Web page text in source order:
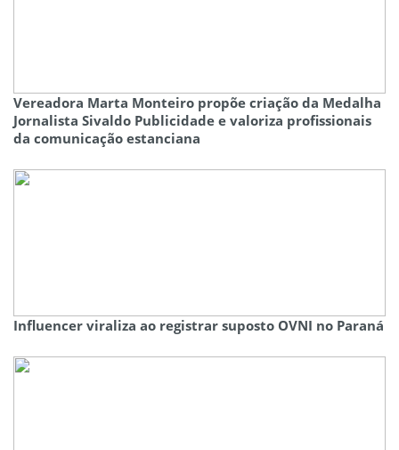
Vereadora Marta Monteiro propõe criação da Medalha
Jornalista Sivaldo Publicidade e valoriza profissionais
da comunicação estanciana
Influencer viraliza ao registrar suposto OVNI no Paraná